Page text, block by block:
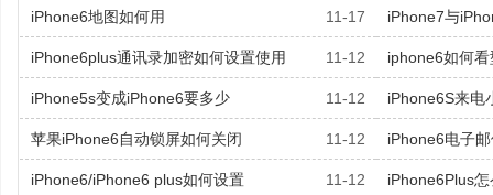
iPhone6地图如何用 11-17 iPhone7与
iPhone6plus通讯录加密如何设置使用 11-12 iphone6如何
iPhone5s变成iPhone6要多少 11-12 iPhone6S来电
苹果iPhone6自动锁屏如何关闭 11-12 iPhone6电子
iPhone6/iPhone6 plus如何设置 11-12 iPhone6Plus